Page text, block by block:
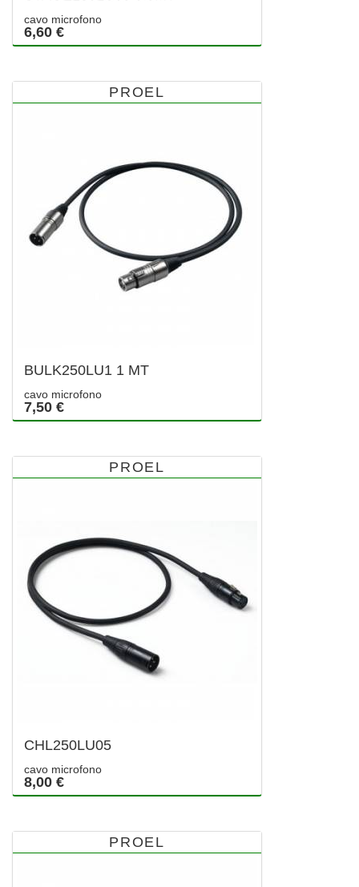
cavo microfono
6,60 €
PROEL
BULK250LU1 1 MT
cavo microfono
7,50 €
PROEL
CHL250LU05
cavo microfono
8,00 €
PROEL